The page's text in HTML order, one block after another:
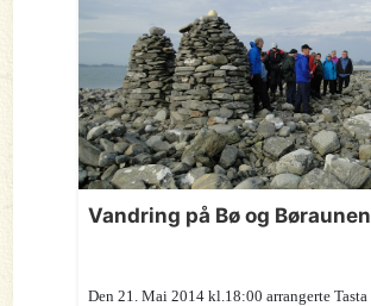
Vandring på Bø og Børaunen
Den 21. Mai 2014 kl.18:00 arrangerte